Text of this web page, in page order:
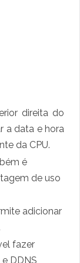
direita do
a data e hora
da CPU.
é
de uso
adicionar
fazer
DDNS